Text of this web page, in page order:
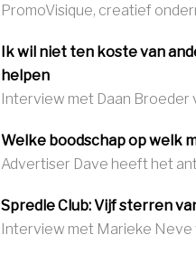
PromoVisique, creatief
Ik wil niet ten koste van
helpen
Interview met Daan Broeder
Welke boodschap op welk
Advertiser Dave heeft het
Spredle Club: Vijf sterren
Interview met Marieke Neve